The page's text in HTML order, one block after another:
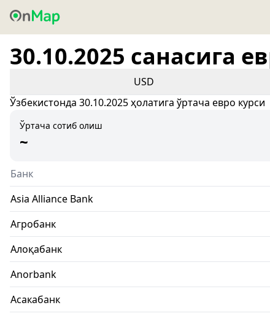
30.10.2025 санасига
USD
Ўзбекистонда 30.10.2025 ҳолатига ўртача евро курси
Ўртача сотиб олиш
~
Банк
Asia Alliance Bank
Агробанк
Алоқабанк
Anorbank
Асакабанк